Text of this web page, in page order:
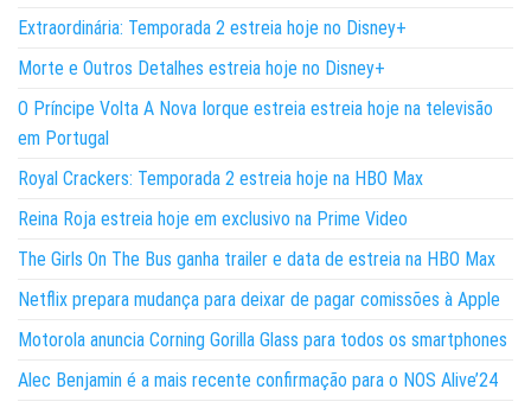
Extraordinária: Temporada 2 estreia hoje no Disney+
Morte e Outros Detalhes estreia hoje no Disney+
O Príncipe Volta A Nova Iorque estreia estreia hoje na televisão
em Portugal
Royal Crackers: Temporada 2 estreia hoje na HBO Max
Reina Roja estreia hoje em exclusivo na Prime Video
The Girls On The Bus ganha trailer e data de estreia na HBO Max
Netflix prepara mudança para deixar de pagar comissões à Apple
Motorola anuncia Corning Gorilla Glass para todos os smartphones
Alec Benjamin é a mais recente confirmação para o NOS Alive’24